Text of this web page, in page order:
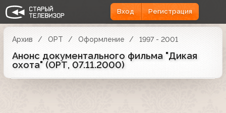
Вход Регистрация
Архив ОРТ Оформление 1997 - 2001
Анонс документального фильма "Дикая
охота" (ОРТ, 07.11.2000)